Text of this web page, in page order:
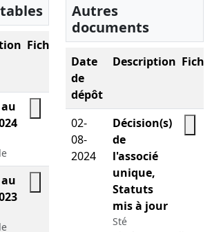
Fichier
Télécharger le PDF
Télécharger le PDF
Autres
documents
Date
de
dépôt
Description
02-
08-
2024
Décision(s)
de
l'associé
unique,
Statuts
mis à jour
Sté